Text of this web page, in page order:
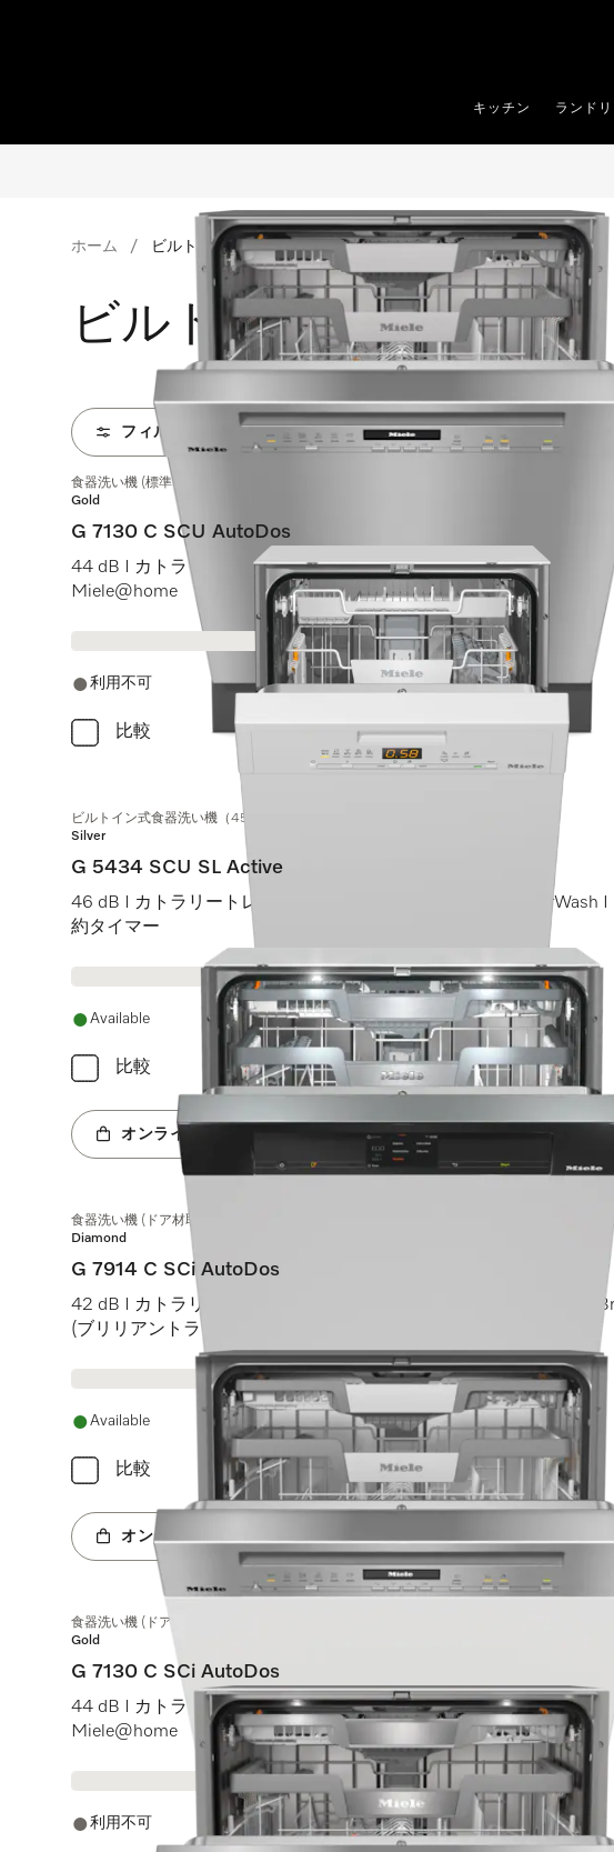
キッチン ランドリ
ホーム ビルトイン食器洗い機
ビルトイン食器洗い機
フィルター
食器洗い機 (標準ドア装備タイプ)
Gold
G 7130 C SCU AutoDos
44 dB I カトラリートレイ I ExtraComfort Cバスケット I AutoDos I
Miele@home
利用不可
比較
ビルトイン式食器洗い機（45 cm）
Silver
G 5434 SCU SL Active
46 dB I カトラリートレイ I Comfortバスケット I QuickPowerWash I
約タイマー
Available
比較
オンラインショップへ
食器洗い機 (ドア材取付専用タイプ)
Diamond
G 7914 C SCi AutoDos
42 dB I カトラリートレイ I MaxiComfort Cバスケット I M Touch I
(ブリリアントライト)
Available
比較
オンラインショップへ
食器洗い機 (ドア材取付専用タイプ)
Gold
G 7130 C SCi AutoDos
44 dB I カトラリートレイ I ExtraComfort Cバスケット I AutoDos I
Miele@home
利用不可